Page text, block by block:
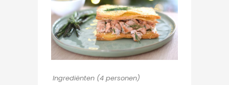
Ingrediënten (4 personen)